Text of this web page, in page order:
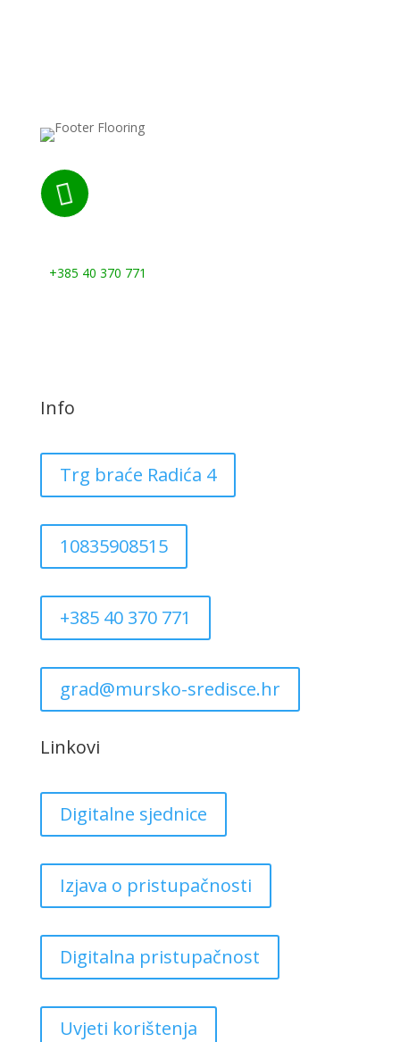

+385 40 370 771
Info
Trg braće Radića 4
10835908515
+385 40 370 771
grad@mursko-sredisce.hr
Linkovi
Digitalne sjednice
Izjava o pristupačnosti
Digitalna pristupačnost
Uvjeti korištenja